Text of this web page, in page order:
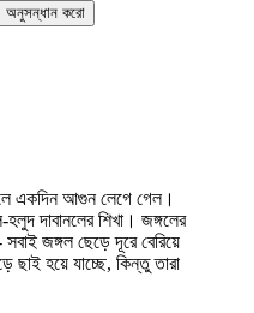
অনুসন্ধান করো
একদিন আগুন লেগে গেল।
দাবানলের শিখা। জঙ্গলের
সবাই জঙ্গল ছেড়ে দূরে বেরিয়ে
ছাই হয়ে যাচ্ছে, কিন্তু তারা